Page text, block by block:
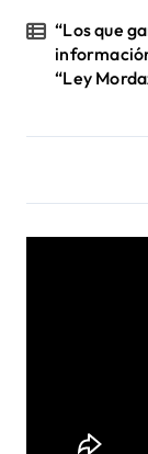
“Los que
“Ley